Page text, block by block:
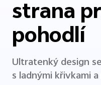
strana
pohodlí
Ultratenký design
s ladnými křivkami